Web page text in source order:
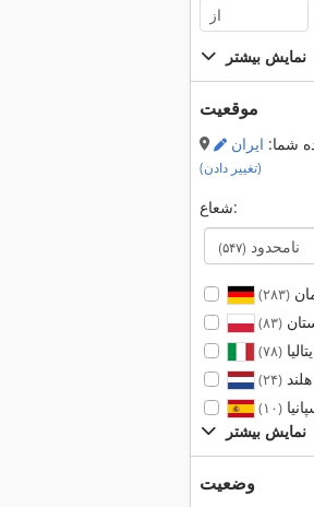
نمایش بیشتر
موقعیت
شما: ایران
(تغییر دادن)
شعاع:
نامحدود (۵۴۷)
(۲۸۳)
(۸۳)
(۷۸)
هلند(۲۴)
(۱۰)
نمایش بیشتر
وضعیت
Kellenberger Mikrosa